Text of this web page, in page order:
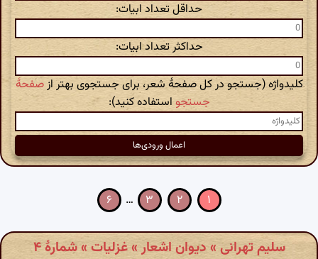
حداقل تعداد ابیات:
حداکثر تعداد ابیات:
کلیدواژه (جستجو در کل صفحهٔ شعر، برای جستجوی بهتر ازصفحهٔ
جستجو استفاده کنید):
۱ ۲ ۳ … ۶
سلیم تهرانی » دیوان اشعار » غزلیات » شمارهٔ ۴